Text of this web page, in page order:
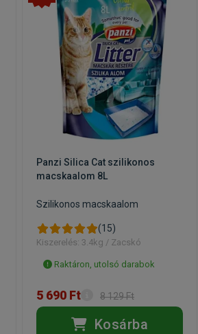
Panzi Silica Cat szilikonos
macskaalom 8L
Szilikonos macskaalom
(15)
Kiszerelés: 3.4kg / Zacskó
Raktáron, utolsó darabok
5 690 Ft 8 129 Ft
Kosárba